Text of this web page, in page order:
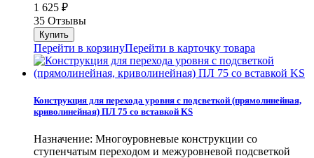
1 625 ₽
35 Отзывы
Перейти в корзинуПерейти в карточку товара
Конструкция для перехода уровня с подсветкой (прямолинейная,
криволинейная) ПЛ 75 со вставкой KS
Назначение: Многоуровневые конструкции со
ступенчатым переходом и межуровневой подсветкой